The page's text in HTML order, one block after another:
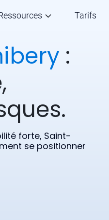
Tarifs
:
forte, Saint-
se positionner